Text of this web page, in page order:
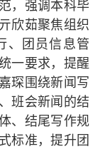
，强调本科毕
欣茹聚焦组织
、团员信息管
一要求，提醒
琛围绕新闻写
班会新闻的结
、结尾写作规
标准，提升团